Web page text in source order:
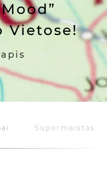
Vietose!
Supermaistas